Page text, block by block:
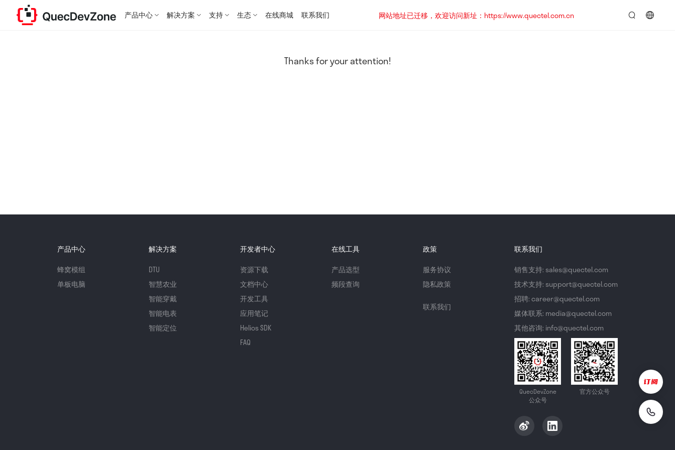
产品中心 解决方案 支持 生态 在线商城 联系我们
网站地址已迁移，欢迎访问新址：https://www.quectel.com.cn
Thanks for your attention!
产品中心
蜂窝模组
单板电脑
解决方案
DTU
智慧农业
智能穿戴
智能电表
智能定位
开发者中心
资源下载
文档中心
开发工具
应用笔记
Helios SDK
FAQ
在线工具
产品选型
频段查询
政策
服务协议
隐私政策
联系我们
联系我们
销售支持: sales@quectel.com
技术支持: support@quectel.com
招聘: career@quectel.com
媒体联系: media@quectel.com
其他咨询: info@quectel.com
QuecDevZone
公众号
官方公众号